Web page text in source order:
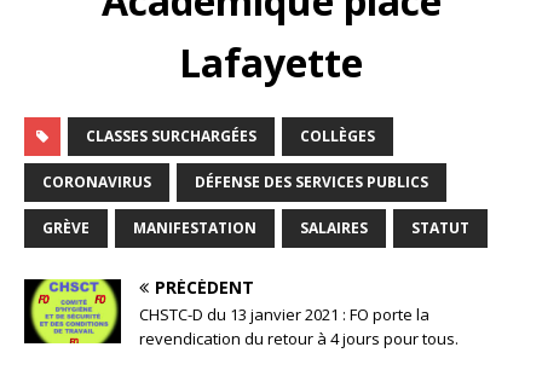
Lafayette
CLASSES SURCHARGÉES COLLÈGES
CORONAVIRUS DÉFENSE DES SERVICES PUBLICS
GRÈVE MANIFESTATION SALAIRES STATUT
PRÉCÉDENT
CHSTC-D du 13 janvier 2021 : FO porte la
revendication du retour à 4 jours pour tous.